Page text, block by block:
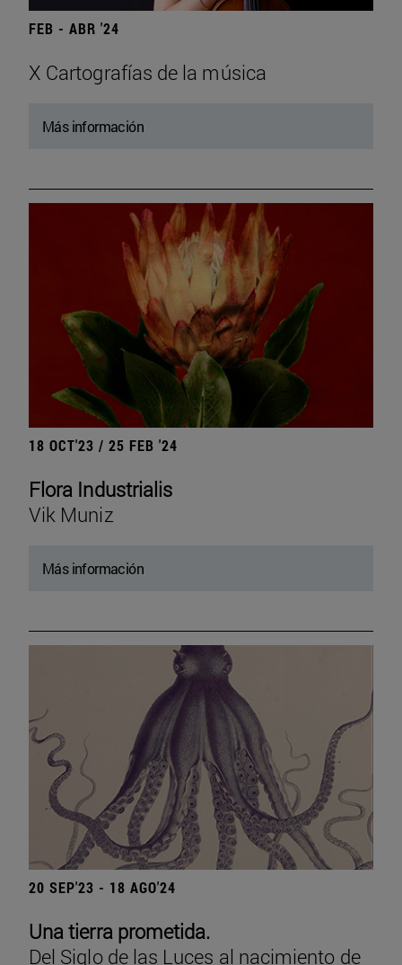
FEB - ABR '24
X Cartografías de la música
Más información
18 OCT'23 / 25 FEB '24
Flora Industrialis
Vik Muniz
Más información
20 SEP'23 - 18 AGO'24
Una tierra prometida.
Del Siglo de las Luces al nacimiento de